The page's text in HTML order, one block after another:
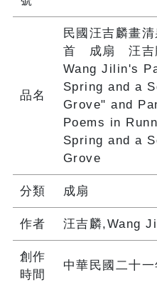
品名
民國汪吉麟畫
首 成扇 汪吉
Wang Jilin's
Spring and a
Grove" and
Poems in
Spring and a
Grove
分類 成扇
作者 汪吉麟,Wang
創作
時間
中華民國二十一